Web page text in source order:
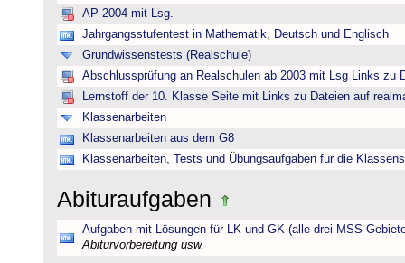
AP 2004 mit Lsg.
Jahrgangsstufentest in Mathematik, Deutsch und Englisch
Grundwissenstests (Realschule)
Abschlussprüfung an Realschulen ab 2003 mit Lsg Links zu
Lernstoff der 10. Klasse Seite mit Links zu Dateien auf
Klassenarbeiten
Klassenarbeiten aus dem G8
Klassenarbeiten, Tests und Übungsaufgaben für die
Abituraufgaben
Aufgaben mit Lösungen für LK und GK (alle drei MSS-
Abiturvorbereitung usw.